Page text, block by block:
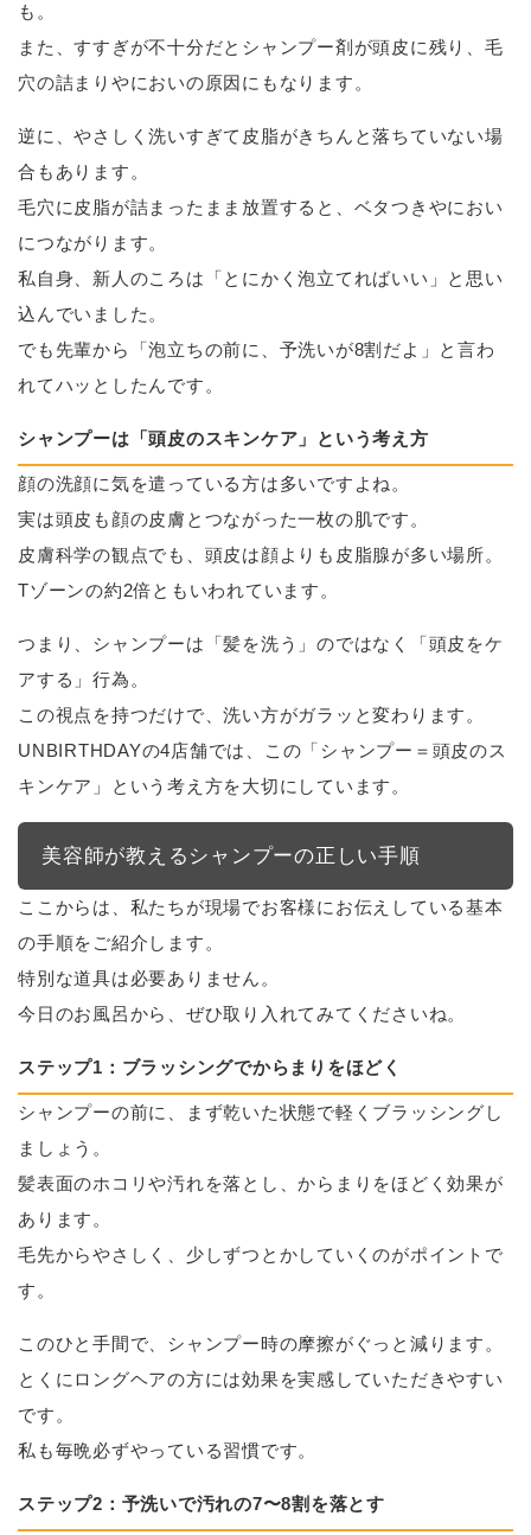
も。
また、すすぎが不十分だとシャンプー剤が頭皮に残り、毛
穴の詰まりやにおいの原因にもなります。
逆に、やさしく洗いすぎて皮脂がきちんと落ちていない場
合もあります。
毛穴に皮脂が詰まったまま放置すると、ベタつきやにおい
につながります。
私自身、新人のころは「とにかく泡立てればいい」と思い
込んでいました。
でも先輩から「泡立ちの前に、予洗いが8割だよ」と言わ
れてハッとしたんです。
シャンプーは「頭皮のスキンケア」という考え方
顔の洗顔に気を遣っている方は多いですよね。
実は頭皮も顔の皮膚とつながった一枚の肌です。
皮膚科学の観点でも、頭皮は顔よりも皮脂腺が多い場所。
Tゾーンの約2倍ともいわれています。
つまり、シャンプーは「髪を洗う」のではなく「頭皮をケ
アする」行為。
この視点を持つだけで、洗い方がガラッと変わります。
UNBIRTHDAYの4店舗では、この「シャンプー＝頭皮のス
キンケア」という考え方を大切にしています。
美容師が教えるシャンプーの正しい手順
ここからは、私たちが現場でお客様にお伝えしている基本
の手順をご紹介します。
特別な道具は必要ありません。
今日のお風呂から、ぜひ取り入れてみてくださいね。
ステップ1：ブラッシングでからまりをほどく
シャンプーの前に、まず乾いた状態で軽くブラッシングし
ましょう。
髪表面のホコリや汚れを落とし、からまりをほどく効果が
あります。
毛先からやさしく、少しずつとかしていくのがポイントで
す。
このひと手間で、シャンプー時の摩擦がぐっと減ります。
とくにロングヘアの方には効果を実感していただきやすい
です。
私も毎晩必ずやっている習慣です。
ステップ2：予洗いで汚れの7〜8割を落とす